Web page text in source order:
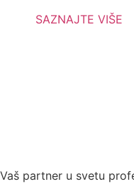
SAZNAJTE VIŠE
Vaš partner u svetu